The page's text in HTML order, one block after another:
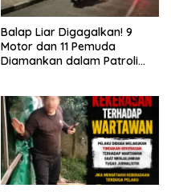
Balap Liar Digagalkan! 9
Motor dan 11 Pemuda
Diamankan dalam Patroli